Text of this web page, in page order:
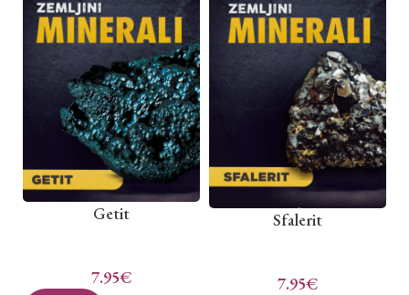
Getit
7.95€
Sfalerit
7.95€